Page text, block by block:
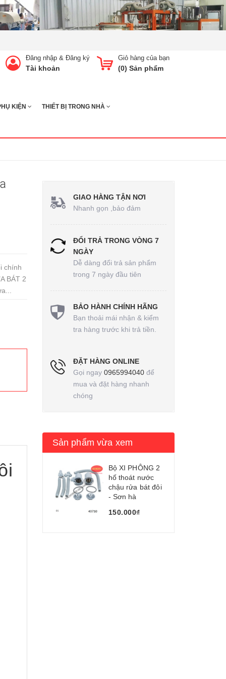
Giỏ hàng của bạn
(0) Sản phẩm
Đăng nhập & Đăng ký
Tài khoản
KIỆN THIẾT BỊ TRONG NHÀ
chính
BÁT 2
GIAO HÀNG TẬN NƠI
Nhanh gọn ,bảo đảm
ĐỔI TRẢ TRONG VÒNG 7
NGÀY
Dễ dàng đổi trả sản phẩm
trong 7 ngày đầu tiên
BẢO HÀNH CHÍNH HÃNG
Bạn thoải mái nhận & kiểm
tra hàng trước khi trả tiền.
ĐẶT HÀNG ONLINE
Gọi ngay 0965994040để
mua và đặt hàng nhanh
chóng
Sản phẩm vừa xem
Bộ XI PHÔNG 2
hố thoát nước
chậu rửa bát đôi
- Sơn hà
150.000₫